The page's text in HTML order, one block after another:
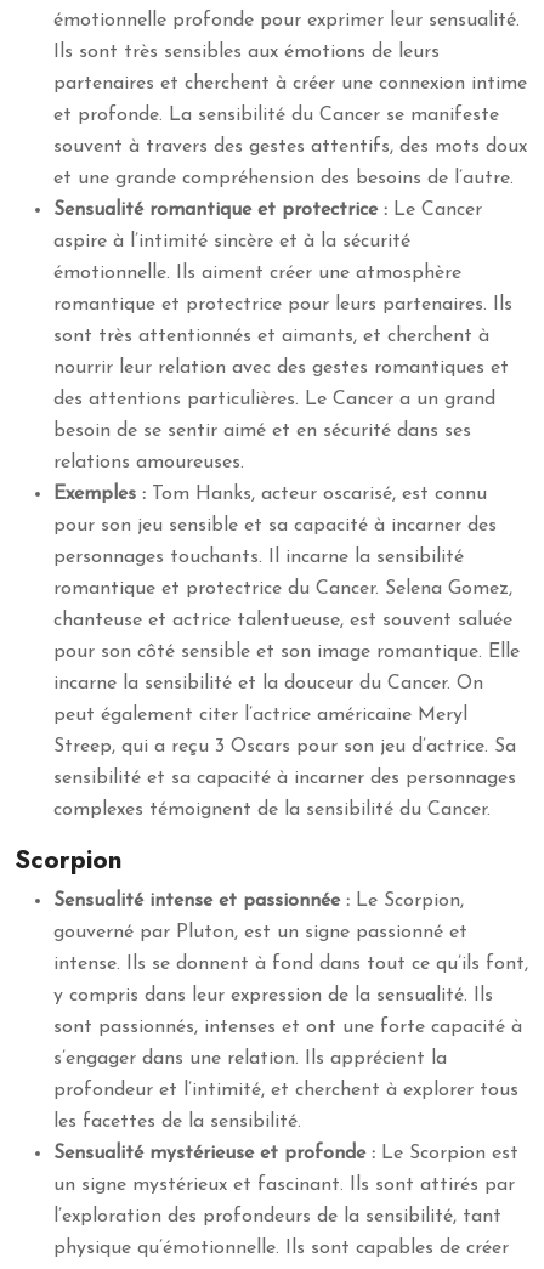
émotionnelle profonde pour exprimer leur sensualité.
Ils sont très sensibles aux émotions de leurs
partenaires et cherchent à créer une connexion intime
et profonde. La sensibilité du Cancer se manifeste
souvent à travers des gestes attentifs, des mots doux
et une grande compréhension des besoins de l’autre.
Sensualité romantique et protectrice : Le Cancer
aspire à l’intimité sincère et à la sécurité
émotionnelle. Ils aiment créer une atmosphère
romantique et protectrice pour leurs partenaires. Ils
sont très attentionnés et aimants, et cherchent à
nourrir leur relation avec des gestes romantiques et
des attentions particulières. Le Cancer a un grand
besoin de se sentir aimé et en sécurité dans ses
relations amoureuses.
Exemples :
Tom Hanks, acteur oscarisé, est connu
pour son jeu sensible et sa capacité à incarner des
personnages touchants. Il incarne la sensibilité
romantique et protectrice du Cancer. Selena Gomez,
chanteuse et actrice talentueuse, est souvent saluée
pour son côté sensible et son image romantique. Elle
incarne la sensibilité et la douceur du Cancer. On
peut également citer l’actrice américaine Meryl
Streep, qui a reçu 3 Oscars pour son jeu d’actrice. Sa
sensibilité et sa capacité à incarner des personnages
complexes témoignent de la sensibilité du Cancer.
Scorpion
Sensualité intense et passionnée : Le Scorpion,
gouverné par Pluton, est un signe passionné et
intense. Ils se donnent à fond dans tout ce qu’ils font,
y compris dans leur expression de la sensualité. Ils
sont passionnés, intenses et ont une forte capacité à
s’engager dans une relation. Ils apprécient la
profondeur et l’intimité, et cherchent à explorer tous
les facettes de la sensibilité.
Sensualité mystérieuse et profonde : Le Scorpion est
un signe mystérieux et fascinant. Ils sont attirés par
l’exploration des profondeurs de la sensibilité, tant
physique qu’émotionnelle. Ils sont capables de créer